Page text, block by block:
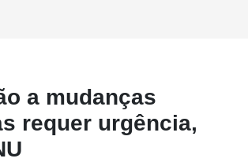
a mudanças
requer urgência,